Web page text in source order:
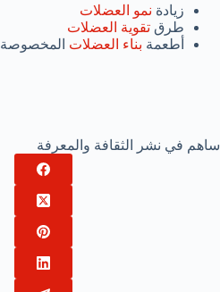
زيادة نمو العضلات
طرق تقوية العضلات
أطعمة بناء العضلات المخصوصة
ساهم في نشر الثقافة والمعرفة